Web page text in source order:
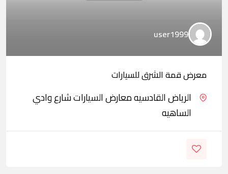
user1999
معرض قمة الشرق للسيارات
الرياض القادسيه معارض السيارات شارع وادي
الساهيه